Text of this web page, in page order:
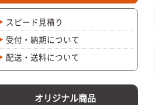
スピード見積り
受付・納期について
配送・送料について
オリジナル商品